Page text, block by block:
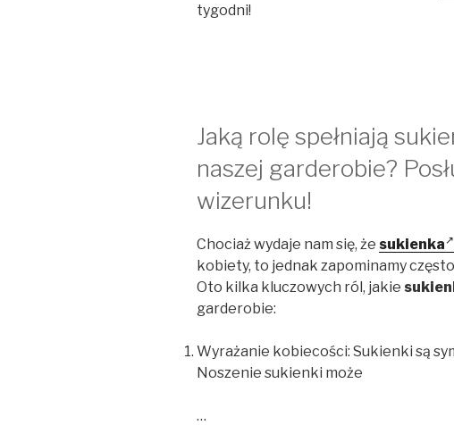
tygodni!
Jaką rolę spełniają
naszej garderobie?
wizerunku!
Chociaż wydaje nam się, że sukienka
kobiety, to jednak zapominamy
Oto kilka kluczowych ról, jakie
garderobie:
Wyrażanie kobiecości: Sukienki są
Noszenie sukienki może
…